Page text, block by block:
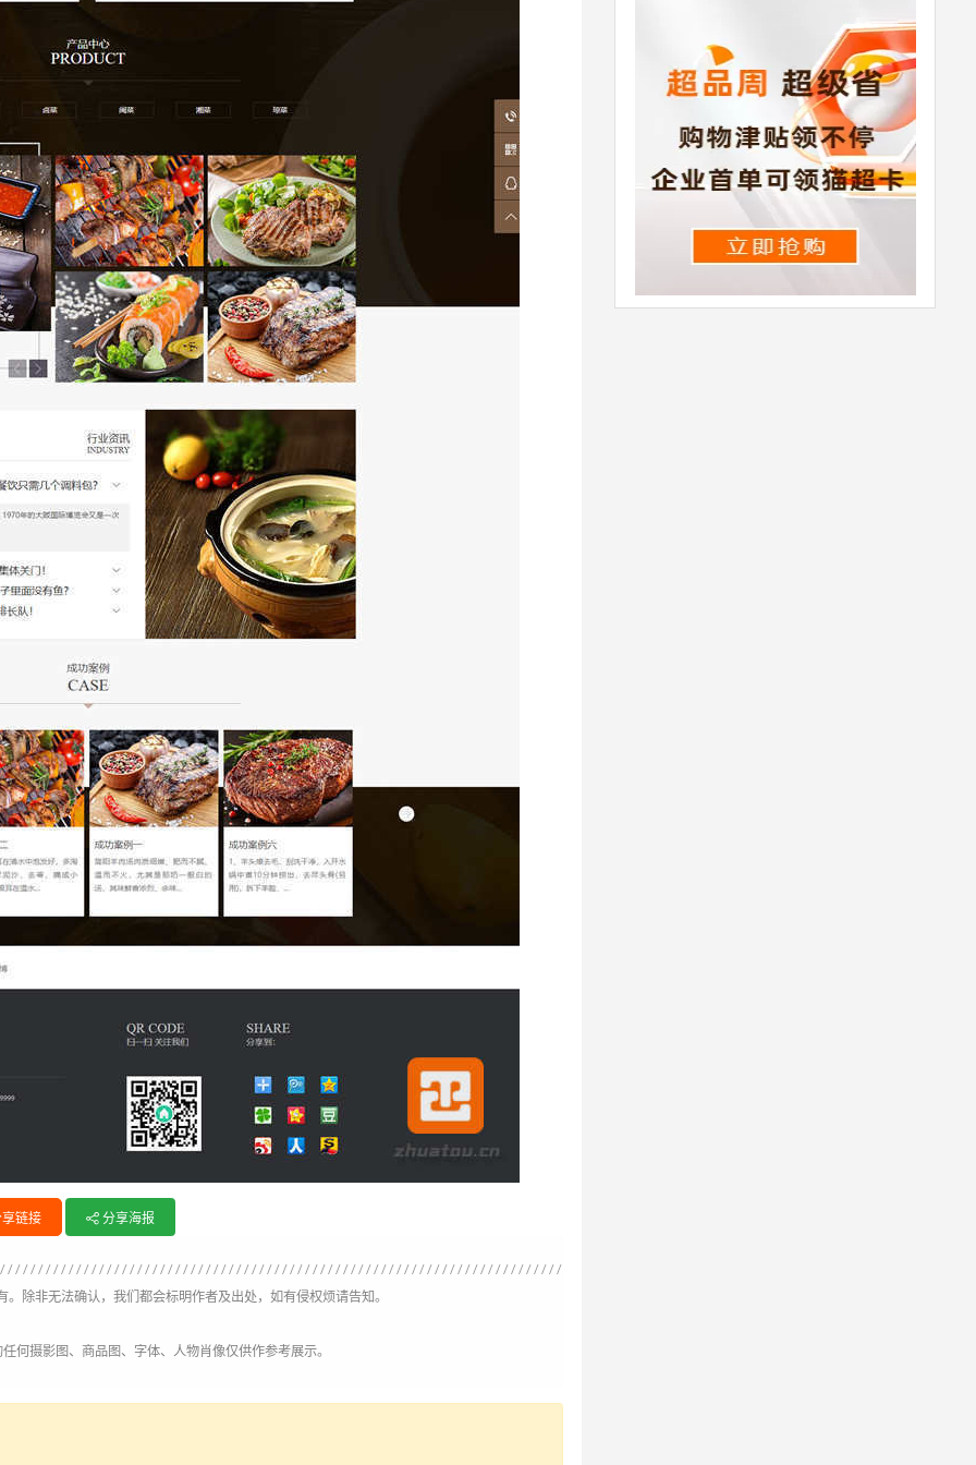
链接 分享海报
除非无法确认，我们都会标明作者及出处，如有侵权烦请告知。
何摄影图、商品图、字体、人物肖像仅供作参考展示。